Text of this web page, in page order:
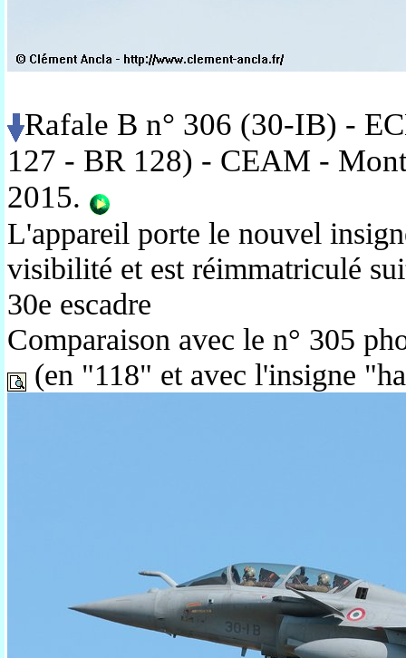
Rafale B n° 306 (30-IB) -
127 - BR 128) - CEAM -
2015.
L'appareil porte le nouvel
visibilité et est réimmatriculé
30e escadre
Comparaison avec le n° 305
(en "118" et avec l'insigne